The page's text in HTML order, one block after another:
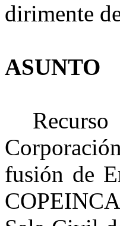
dirimente
ASUNTO
fusión de